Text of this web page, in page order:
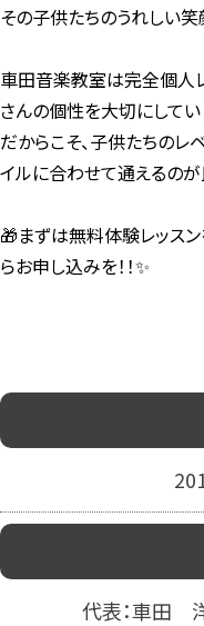
その子供たちのうれしい
車田音楽教室は完全個人
さんの個性を大切にして
だからこそ、子供たちのレ
イルに合わせて通えるの
🎁まずは無料体験レッス
らお申し込みを！！✨
代表：車田